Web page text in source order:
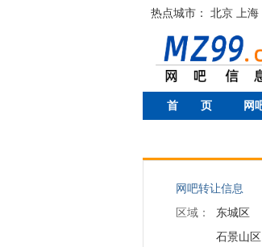
热点城市： 北京 上海
首 页 网
网吧转让信息
区域：
东城区
石景山区